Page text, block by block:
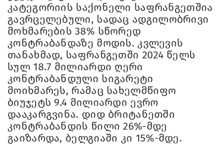
კატეგორიის საქონელი საფრანგეთშია
გავრცელებული, სადაც ადგილობრივი
მოხმარების 38% სწორედ
კონტრაბანდაზე მოდის. კვლევის
თანახმად, საფრანგეთში 2024 წელს
სულ 18.7 მილიარდი ღერი
კონტრაბანდული სიგარეტი
მოიხმარეს, რამაც სახელმწიფო
ბიუჯეტს 9.4 მილიარდი ევრო
დააკარგვინა. დიდ ბრიტანეთში
კონტრაბანდის წილი 26%-მდე
გაიზარდა, ბელგიაში კი 15%-მდე.